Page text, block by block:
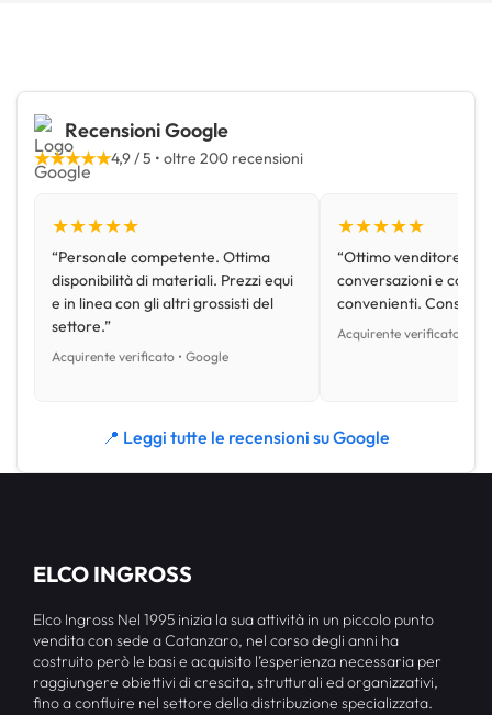
Recensioni Google
★★★★★4,9 / 5 • oltre 200 recensioni
★★★★★
“Personale competente. Ottima
disponibilità di materiali. Prezzi equi
e in linea con gli altri grossisti del
settore.”
Acquirente verificato • Google
★★★★★
“Ottimo venditore,
conversazioni e con
convenienti.
Acquirente verificato •
📍 Leggi tutte le recensioni su Google
ELCO INGROSS
Elco Ingross Nel 1995 inizia la sua attività in un piccolo punto
vendita con sede a Catanzaro, nel corso degli anni ha
costruito però le basi e acquisito l’esperienza necessaria per
raggiungere obiettivi di crescita, strutturali ed organizzativi,
fino a confluire nel settore della distribuzione specializzata.